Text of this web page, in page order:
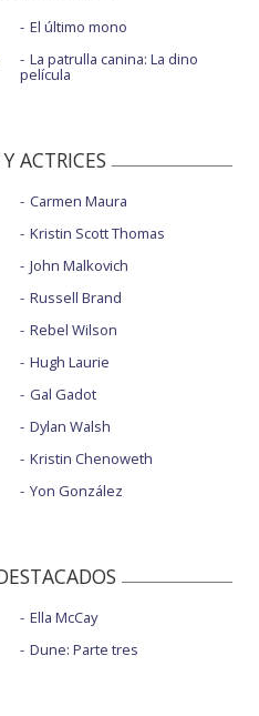
El último mono
La patrulla canina: La dino
película
ACTRICES
Carmen Maura
Kristin Scott Thomas
John Malkovich
Russell Brand
Rebel Wilson
Hugh Laurie
Gal Gadot
Dylan Walsh
Kristin Chenoweth
Yon González
Ella McCay
Dune: Parte tres